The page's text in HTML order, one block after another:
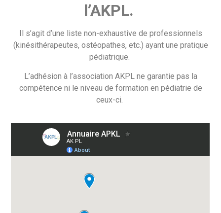
l’AKPL.
Il s’agit d’une liste non-exhaustive de professionnels
(kinésithérapeutes, ostéopathes, etc.) ayant une pratique
pédiatrique.
L’adhésion à l’association AKPL ne garantie pas la
compétence ni le niveau de formation en pédiatrie de
ceux-ci.